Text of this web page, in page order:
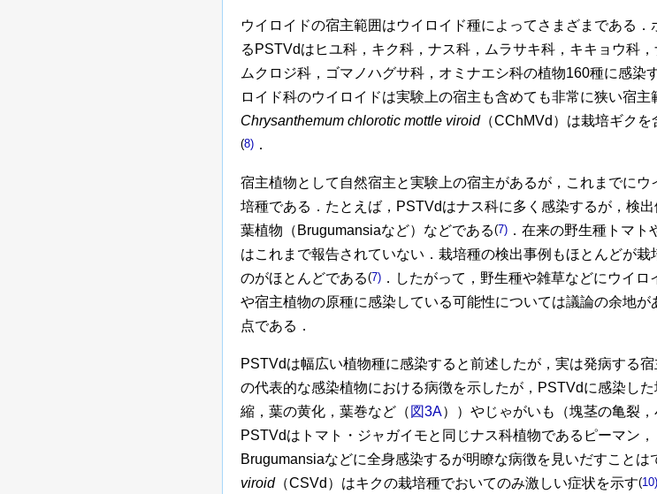
ウイロイドの宿主範囲はウイロイド種によってさまざまである
るPSTVdはヒユ科，キク科，ナス科，ムラサキ科，キキョウ科
ムクロジ科，ゴマノハグサ科，オミナエシ科の植物160種に感染
ロイド科のウイロイドは実験上の宿主も含めても非常に狭い宿主
Chrysanthemum chlorotic mottle viroid（CChMVd）は栽培ギク
(8) ．
宿主植物として自然宿主と実験上の宿主があるが，これまでに
培種である．たとえば，PSTVdはナス科に多く感染するが，検
葉植物（Brugumansiaなど）などである(7) ．在来の野生種トマ
はこれまで報告されていない．栽培種の検出事例もほとんどが
のがほとんどである(7) ．したがって，野生種や雑草などにウイ
や宿主植物の原種に感染している可能性については議論の余地
点である．
PSTVdは幅広い植物種に感染すると前述したが，実は発病する宿
の代表的な感染植物における病徴を示したが，PSTVdに感染し
縮，葉の黄化，葉巻など（ 図3A））やじゃがいも（塊茎の亀裂
PSTVdはトマト・ジャガイモと同じナス科植物であるピーマン
Brugumansiaなどに全身感染するが明瞭な病徴を見いだすことは
viroid（CSVd）はキクの栽培種でおいてのみ激しい症状を示す(10)